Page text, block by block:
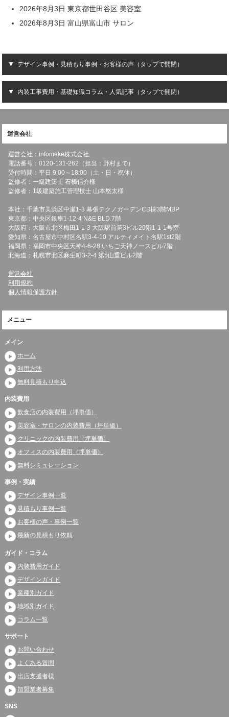
2026年8月3日 東京都世田谷区 美容室
2026年8月3日 富山県富山市 サロン
デザイン事例・見積もり事例・お客様の声（タップで開閉）
内装工事費用・基礎知識コラム・人気記事（タップで開閉）
運営会社
運営会社：infomake株式会社
電話番号：0120-131-262（担当：野村まで）
受付時間：平日 9:00～18:00（土・日・祝休）
監修者：一級建築士 石橋信介様
監修者：1級建築施工管理技士 山本悠太様
本社：千葉市美浜区中瀬1-3 幕張テクノガーデンCB棟3階MBP
東京都：中央区銀座1-12-4 N&E BLD.7階
大阪府：大阪市北区梅田1-1-3 大阪駅前第3ビル29階1-1-1号室
愛知県：名古屋市中村区名駅3-4-10 アルティメイト名駅1st2階
福岡県：福岡市中央区天神4-6-28 いちご天神ノースビル7階
北海道：札幌市北区麻生町3-2-4 第5山重ビル2階
運営会社
利用規約
個人情報保護方針
メニュー
メイン
ホーム
利用方法
無料見積もり申込
内装費用
飲食店の内装費用（坪単価）
美容室・サロンの内装費用（坪単価）
クリニックの内装費用（坪単価）
オフィスの内装費用（坪単価）
無料シミュレーション
事例・実績
デザイン事例一覧
見積もり事例一覧
お客様の声・事例一覧
最新の見積もり依頼
ガイド・コラム
内装費用ガイド
デザインガイド
業種別ガイド
地域別ガイド
コラム一覧
サポート
お問い合わせ
よくある質問
出店支援者様
加盟業者募集
SNS